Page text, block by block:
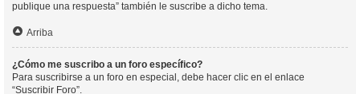
publique una respuesta” también le suscribe a dicho tema.
Arriba
¿Cómo me suscribo a un foro específico?
Para suscribirse a un foro en especial, debe hacer clic en el enlace
“Suscribir Foro”.